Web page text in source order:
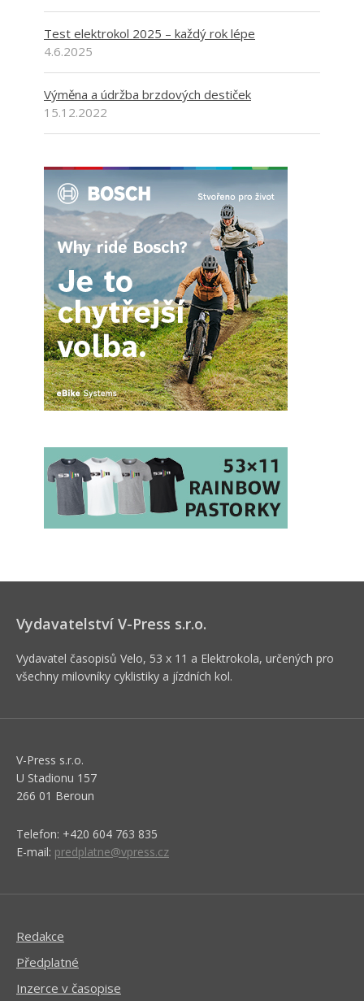
Test elektrokol 2025 – každý rok lépe
4.6.2025
Výměna a údržba brzdových destiček
15.12.2022
Vydavatelství V-Press s.r.o.
Vydavatel časopisů Velo, 53 x 11 a Elektrokola, určených pro
všechny milovníky cyklistiky a jízdních kol.
V-Press s.r.o.
U Stadionu 157
266 01 Beroun
Telefon: +420 604 763 835
E-mail: predplatne@vpress.cz
Redakce
Předplatné
Inzerce v časopise